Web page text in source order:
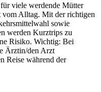
viele werdende Mütter
vom Alltag. Mit der richtigen
sowie
werden Kurztrips zu
Risiko. Wichtig: Bei
Ärztin/den Arzt
Reise während der